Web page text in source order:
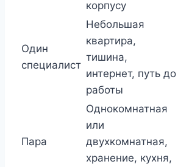
корпусу
Один
специалист
Небольшая
квартира,
тишина,
интернет, путь до
работы
Пара
Однокомнатная
или
двухкомнатная,
хранение, кухня,